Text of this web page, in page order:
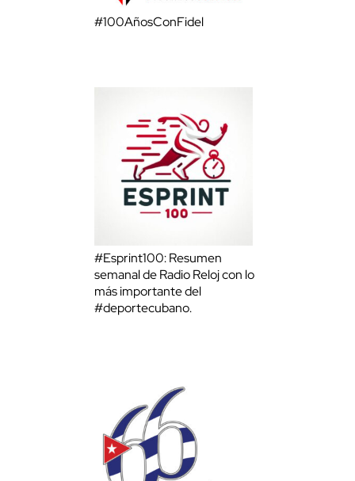
#100AñosConFidel
#Esprint100: Resumen
semanal de Radio Reloj con lo
más importante del
#deportecubano.